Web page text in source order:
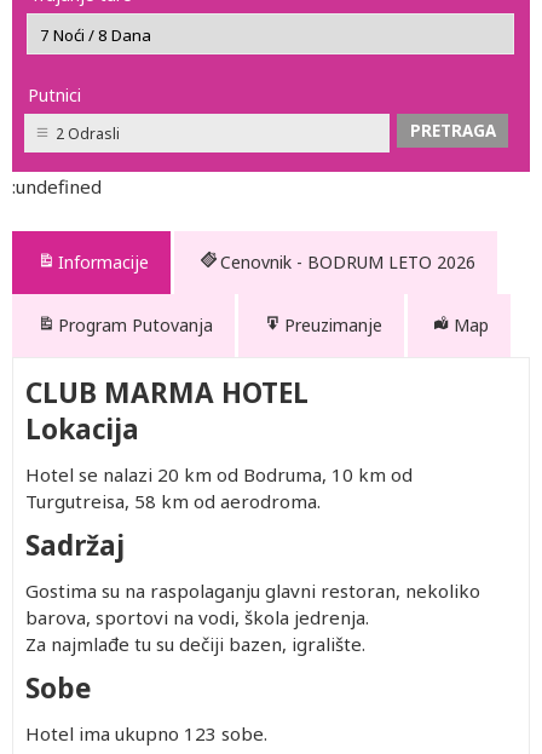
Putnici
2 Odrasli
:undefined
Informacije Cenovnik - BODRUM LETO 2026
Program Putovanja Preuzimanje Map
CLUB MARMA HOTEL
Lokacija
Hotel se nalazi 20 km od Bodruma, 10 km od
Turgutreisa, 58 km od aerodroma.
Sadržaj
Gostima su na raspolaganju glavni restoran, nekoliko
barova, sportovi na vodi, škola jedrenja.
Za najmlađe tu su dečiji bazen, igralište.
Sobe
Hotel ima ukupno 123 sobe.